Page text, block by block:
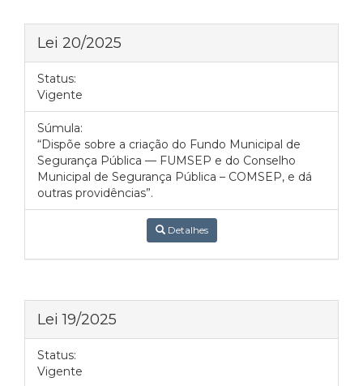
Lei 20/2025
Status:
Vigente
Súmula:
“Dispõe sobre a criação do Fundo Municipal de
Segurança Pública — FUMSEP e do Conselho
Municipal de Segurança Pública – COMSEP, e dá
outras providências”.
Detalhes
Lei 19/2025
Status:
Vigente